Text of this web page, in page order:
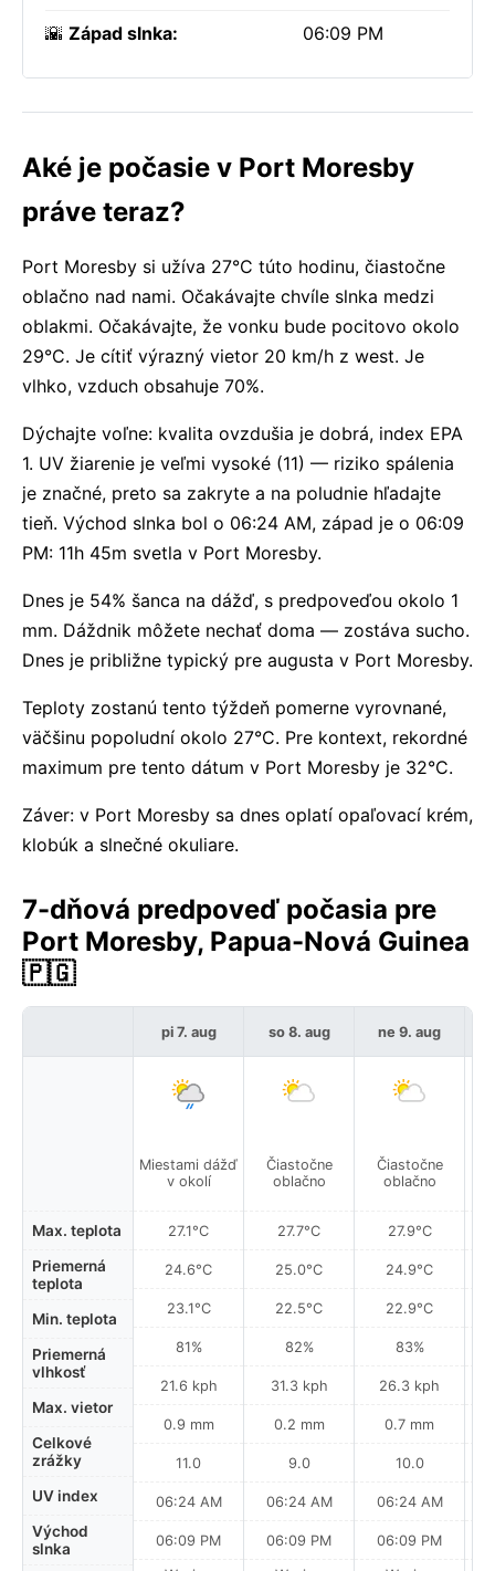
🌇 Západ slnka: 06:09 PM
Aké je počasie v Port Moresby
práve teraz?
Port Moresby si užíva 27°C túto hodinu, čiastočne
oblačno nad nami. Očakávajte chvíle slnka medzi
oblakmi. Očakávajte, že vonku bude pocitovo okolo
29°C. Je cítiť výrazný vietor 20 km/h z west. Je
vlhko, vzduch obsahuje 70%.
Dýchajte voľne: kvalita ovzdušia je dobrá, index EPA
1. UV žiarenie je veľmi vysoké (11) — riziko spálenia
je značné, preto sa zakryte a na poludnie hľadajte
tieň. Východ slnka bol o 06:24 AM, západ je o 06:09
PM: 11h 45m svetla v Port Moresby.
Dnes je 54% šanca na dážď, s predpoveďou okolo 1
mm. Dáždnik môžete nechať doma — zostáva sucho.
Dnes je približne typický pre augusta v Port Moresby.
Teploty zostanú tento týždeň pomerne vyrovnané,
väčšinu popoludní okolo 27°C. Pre kontext, rekordné
maximum pre tento dátum v Port Moresby je 32°C.
Záver: v Port Moresby sa dnes oplatí opaľovací krém,
klobúk a slnečné okuliare.
7-dňová predpoveď počasia pre
Port Moresby, Papua-Nová Guinea
🇵🇬
Max. teplota
Priemerná
teplota
Min. teplota
Priemerná
vlhkosť
Max. vietor
Celkové
zrážky
UV index
Východ
slnka
pi 7. aug
Miestami dážď
v okolí
27.1°C
24.6°C
23.1°C
81%
21.6 kph
0.9 mm
11.0
06:24 AM
06:09 PM
so 8. aug
Čiastočne
oblačno
27.7°C
25.0°C
22.5°C
82%
31.3 kph
0.2 mm
9.0
06:24 AM
06:09 PM
ne 9. aug
Čiastočne
oblačno
27.9°C
24.9°C
22.9°C
83%
26.3 kph
0.7 mm
10.0
06:24 AM
06:09 PM